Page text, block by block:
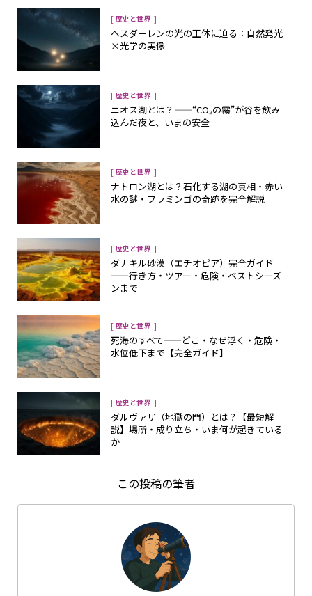
[ 歴史と世界 ]
ヘスダーレンの光の正体に迫る：自然発光
×光学の実像
[ 歴史と世界 ]
ニオス湖とは？——“CO₂の霧”が谷を飲み
込んだ夜と、いまの安全
[ 歴史と世界 ]
ナトロン湖とは？石化する湖の真相・赤い
水の謎・フラミンゴの奇跡を完全解説
[ 歴史と世界 ]
ダナキル砂漠（エチオピア）完全ガイド
——行き方・ツアー・危険・ベストシーズ
ンまで
[ 歴史と世界 ]
死海のすべて——どこ・なぜ浮く・危険・
水位低下まで【完全ガイド】
[ 歴史と世界 ]
ダルヴァザ（地獄の門）とは？【最短解
説】場所・成り立ち・いま何が起きている
か
この投稿の筆者